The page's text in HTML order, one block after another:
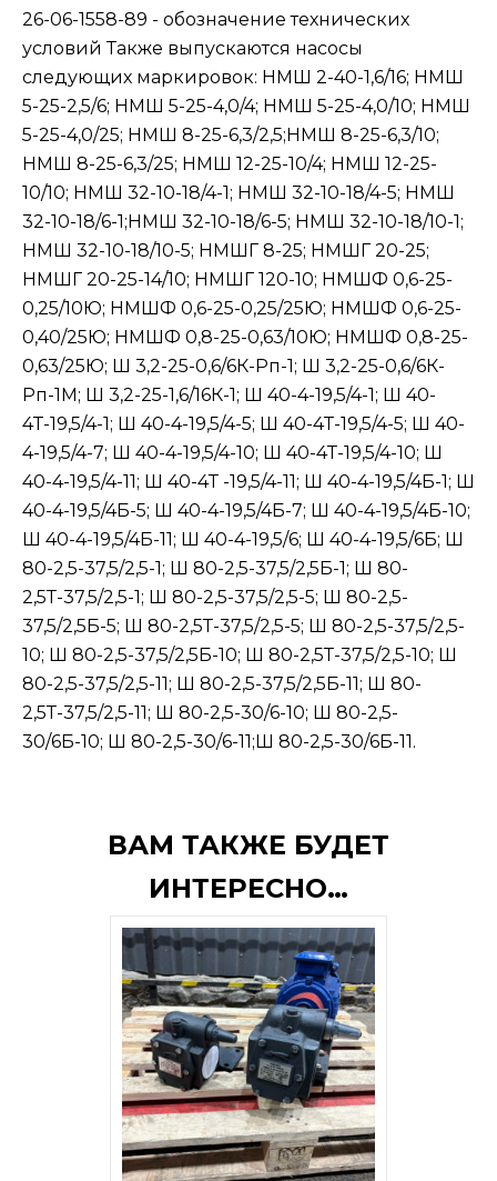
26-06-1558-89 - обозначение технических
условий Также выпускаются насосы
следующих маркировок: НМШ 2-40-1,6/16; НМШ
5-25-2,5/6; НМШ 5-25-4,0/4; НМШ 5-25-4,0/10; НМШ
5-25-4,0/25; НМШ 8-25-6,3/2,5;НМШ 8-25-6,3/10;
НМШ 8-25-6,3/25; НМШ 12-25-10/4; НМШ 12-25-
10/10; НМШ 32-10-18/4-1; НМШ 32-10-18/4-5; НМШ
32-10-18/6-1;НМШ 32-10-18/6-5; НМШ 32-10-18/10-1;
НМШ 32-10-18/10-5; НМШГ 8-25; НМШГ 20-25;
НМШГ 20-25-14/10; НМШГ 120-10; НМШФ 0,6-25-
0,25/10Ю; НМШФ 0,6-25-0,25/25Ю; НМШФ 0,6-25-
0,40/25Ю; НМШФ 0,8-25-0,63/10Ю; НМШФ 0,8-25-
0,63/25Ю; Ш 3,2-25-0,6/6К-Рп-1; Ш 3,2-25-0,6/6К-
Рп-1М; Ш 3,2-25-1,6/16К-1; Ш 40-4-19,5/4-1; Ш 40-
4Т-19,5/4-1; Ш 40-4-19,5/4-5; Ш 40-4Т-19,5/4-5; Ш 40-
4-19,5/4-7; Ш 40-4-19,5/4-10; Ш 40-4Т-19,5/4-10; Ш
40-4-19,5/4-11; Ш 40-4Т -19,5/4-11; Ш 40-4-19,5/4Б-1; Ш
40-4-19,5/4Б-5; Ш 40-4-19,5/4Б-7; Ш 40-4-19,5/4Б-10;
Ш 40-4-19,5/4Б-11; Ш 40-4-19,5/6; Ш 40-4-19,5/6Б; Ш
80-2,5-37,5/2,5-1; Ш 80-2,5-37,5/2,5Б-1; Ш 80-
2,5Т-37,5/2,5-1; Ш 80-2,5-37,5/2,5-5; Ш 80-2,5-
37,5/2,5Б-5; Ш 80-2,5Т-37,5/2,5-5; Ш 80-2,5-37,5/2,5-
10; Ш 80-2,5-37,5/2,5Б-10; Ш 80-2,5Т-37,5/2,5-10; Ш
80-2,5-37,5/2,5-11; Ш 80-2,5-37,5/2,5Б-11; Ш 80-
2,5Т-37,5/2,5-11; Ш 80-2,5-30/6-10; Ш 80-2,5-
30/6Б-10; Ш 80-2,5-30/6-11;Ш 80-2,5-30/6Б-11.
ВАМ ТАКЖЕ БУДЕТ
ИНТЕРЕСНО…